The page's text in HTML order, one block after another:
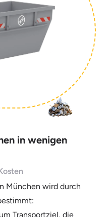
in wenigen
München wird durch
Transportziel, die